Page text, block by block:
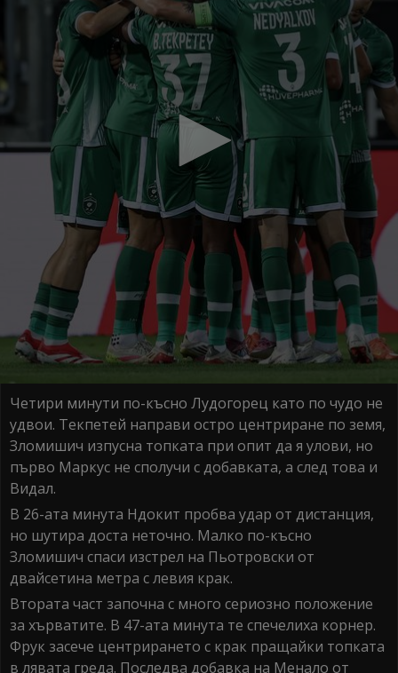
Четири минути по-късно Лудогорец като по чудо не
удвои. Текпетей направи остро центриране по земя,
Зломишич изпусна топката при опит да я улови, но
първо Маркус не сполучи с добавката, а след това и
Видал.
В 26-ата минута Ндокит пробва удар от дистанция,
но шутира доста неточно. Малко по-късно
Зломишич спаси изстрел на Пьотровски от
двайсетина метра с левия крак.
Втората част започна с много сериозно положение
за хърватите. В 47-ата минута те спечелиха корнер.
Фрук засече центрирането с крак пращайки топката
в лявата греда. Последва добавка на Менало от